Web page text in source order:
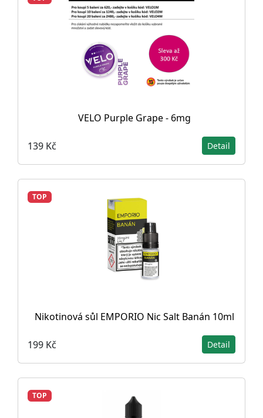
VELO Purple Grape - 6mg
139 Kč Detail
TOP
Nikotinová sůl EMPORIO Nic Salt Banán 10ml
199 Kč Detail
TOP